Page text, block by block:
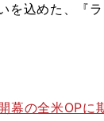
を込めた、『
幕の全米OPに